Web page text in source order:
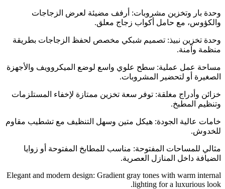
وحدة بار وتخزين مشروبات: أرفف مضيئة لعرض الزجاجات
والكؤوس، مع حامل أكواب زجاج معلق.
وحدة تخزين نبيذ: تصميم شبكي مخصص لحفظ الزجاجات بطريقة
منظمة وآمنة.
مساحة عمل عملية: سطح علوي واسع لوضع الميكروويف والأجهزة
الصغيرة أو لتحضير المشروبات.
خزائن وأدراج مغلقة: توفر سعة تخزين ممتازة لإخفاء المستلزمات
وتنظيم المطبخ.
خامات عالية الجودة: هيكل متين وسهل التنظيف مع تشطيب مقاوم
للخدوش.
مثالي للمساحات المفتوحة: مناسب للمطابخ المفتوحة أو زوايا
الضيافة داخل المنازل العصرية.
Elegant and modern design: Gradient gray tones with warm internal
lighting for a luxurious look.